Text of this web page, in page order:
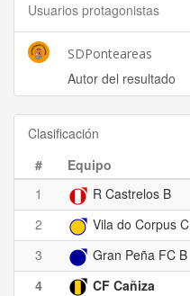
Usuarios protagonistas
SDPonteareas
Autor del resultado
Clasificación
#
Equipo
1
R Castrelos B
2
Vila do Corpus C
3
Gran Peña FC B
4
CF Cañiza